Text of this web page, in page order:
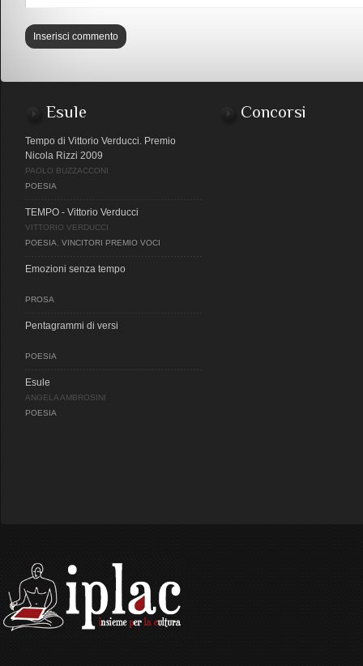
Esule
Tempo di Vittorio Verducci. Premio
Nicola Rizzi 2009
PAOLO BUZZACCONI
POESIA
TEMPO - Vittorio Verducci
VITTORIO VERDUCCI
POESIA
VINCITORI PREMIO VOCI
Emozioni senza tempo
PROSA
Pentagrammi di versi
POESIA
Esule
ANGELA AMBROSINI
POESIA
Concorsi